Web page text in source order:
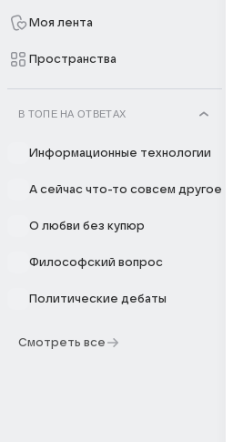
Моя лента
Пространства
В ТОПЕ НА ОТВЕТАХ
Информационные технологии
А сейчас что-то совсем другое
О любви без купюр
Философский вопрос
Политические дебаты
Смотреть все